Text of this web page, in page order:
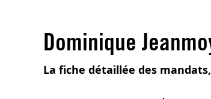
Dominique
La fiche détaillée des